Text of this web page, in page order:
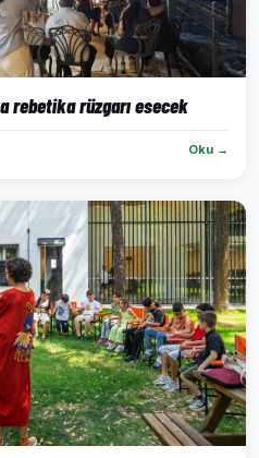
rebetika rüzgarı esecek
Oku →